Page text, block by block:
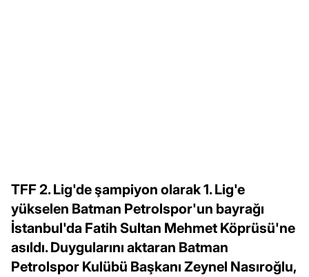
TFF 2. Lig'de şampiyon olarak 1. Lig'e
yükselen Batman Petrolspor'un bayrağı
İstanbul'da Fatih Sultan Mehmet Köprüsü'ne
asıldı. Duygularını aktaran Batman
Petrolspor Kulübü Başkanı Zeynel Nasıroğlu,